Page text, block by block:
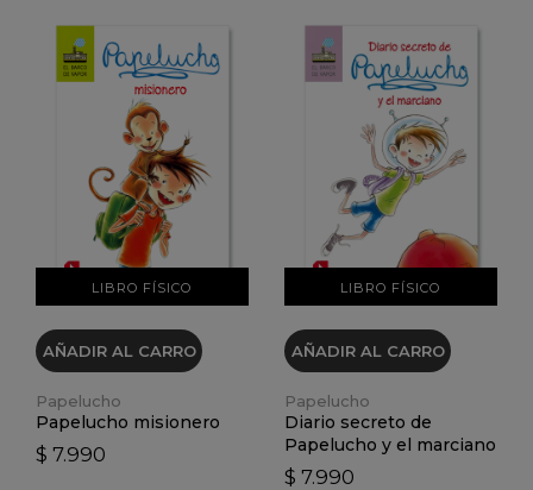
LIBRO FÍSICO
VER DETALLES
AÑADIR AL CARRO
Papelucho
Papelucho misionero
$ 7.990
LIBRO FÍSICO
VER DETALLES
AÑADIR AL CARRO
Papelucho
Diario secreto de
Papelucho y el marciano
$ 7.990